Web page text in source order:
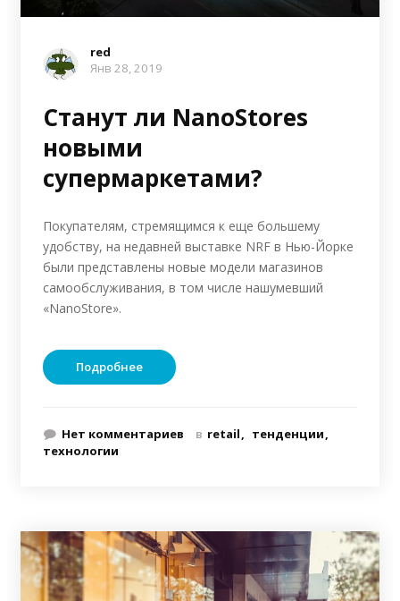
red
Янв 28, 2019
Станут ли NanoStores
новыми
супермаркетами?
Покупателям, стремящимся к еще большему
удобству, на недавней выставке NRF в Нью-Йорке
были представлены новые модели магазинов
самообслуживания, в том числе нашумевший
«NanoStore».
Подробнее
Нет комментариев в retail
тенденции
технологии